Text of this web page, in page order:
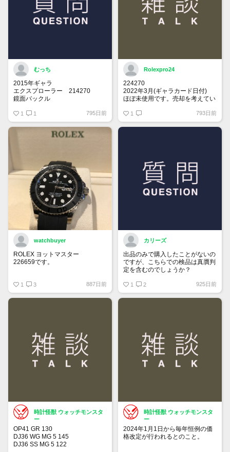
むっち
2015年ギャラ
エクスプローラー 214270
鏡面バックル
思い出の年に製造されてるエクス
プローラー1を探しております。
売却を考えてらっしゃる方、是非
お声掛けお願い致します。
1 1 795日前
Rolexpro24
224270
2022年3月(ギャラカード日付)
ほぼ未使用です。売却を考えてい
関心ある方、メッセージください
1 793日前
watchbuyer
ROLEX ヨットマスター
226659です。
そうかと思っています。
1 3 887日前
カリーズ
出品のみで購入したことがないの
ですが、こちらでの検品は真贋判
定を含むのでしょうか？
1 2 925日前
時計怪獣 ウォッチモンスタ
ー
OP41 GR 130
DJ36 WG MG 5 145
DJ36 SS MG 5 122
時計怪獣 ウォッチモンスタ
ー
2024年1月1日から毎年恒例の価
格改定が行われるとのこと。